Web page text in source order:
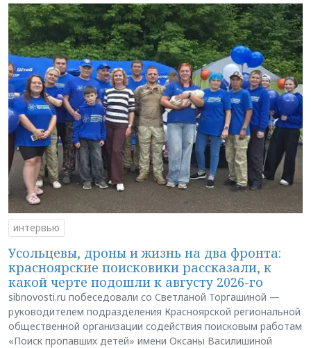
интервью
Усольцевы, дроны и жизнь на два фронта:
красноярские поисковики рассказали, к
какой черте подошли к августу 2026-го
sibnovosti.ru побеседовали со Светланой Торгашиной —
руководителем подразделения Красноярской региональной
общественной организации содействия поисковым работам
«Поиск пропавших детей» имени Оксаны Василишиной